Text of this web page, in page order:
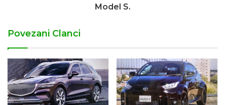
Model S.
Povezani Clanci